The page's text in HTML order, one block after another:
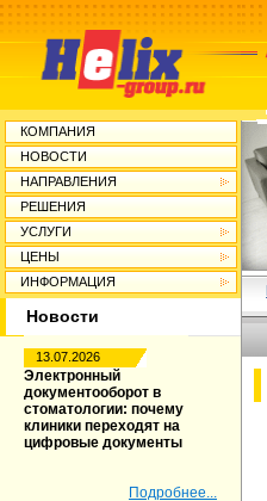
КОМПАНИЯ
НОВОСТИ
НАПРАВЛЕНИЯ
РЕШЕНИЯ
УСЛУГИ
ЦЕНЫ
ИНФОРМАЦИЯ
Новости
13.07.2026
Электронный
документооборот в
стоматологии: почему
клиники переходят на
цифровые документы
Подробнее...